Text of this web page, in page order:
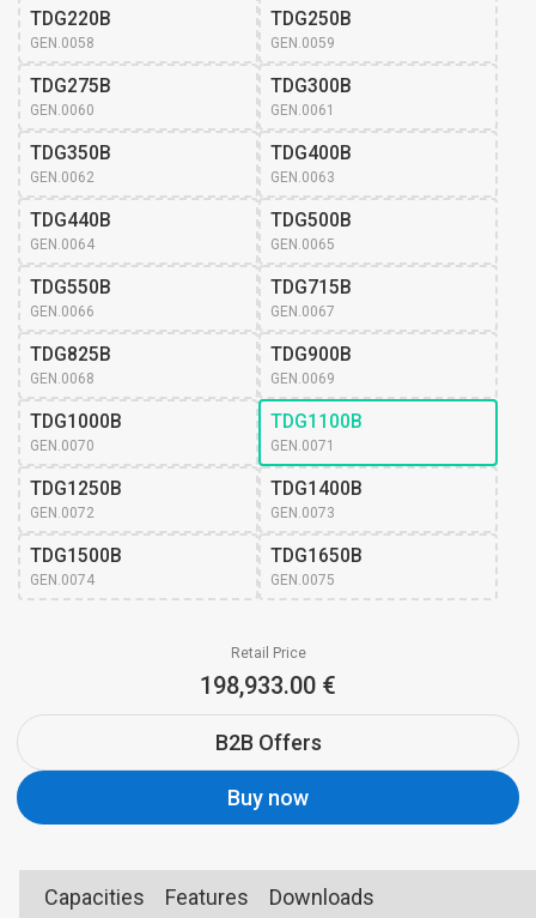
TDG220B
GEN.0058
TDG250B
GEN.0059
TDG275B
GEN.0060
TDG300B
GEN.0061
TDG350B
GEN.0062
TDG400B
GEN.0063
TDG440B
GEN.0064
TDG500B
GEN.0065
TDG550B
GEN.0066
TDG715B
GEN.0067
TDG825B
GEN.0068
TDG900B
GEN.0069
TDG1000B
GEN.0070
TDG1100B
GEN.0071
TDG1250B
GEN.0072
TDG1400B
GEN.0073
TDG1500B
GEN.0074
TDG1650B
GEN.0075
Retail Price
198,933.00 €
B2B Offers
Buy now
Capacities Features Downloads